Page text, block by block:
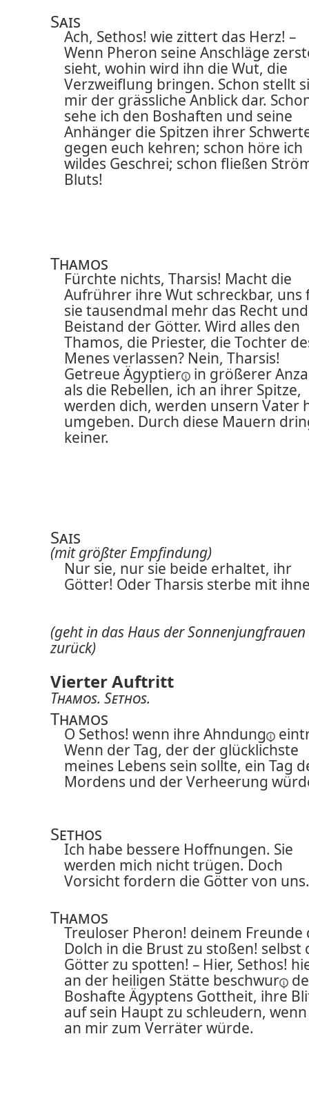
Sais
Ach, Sethos! wie zittert das Herz! –
Wenn Pheron seine Anschläge
sieht, wohin wird ihn die Wut, die
Verzweiflung bringen. Schon stellt
mir der grässliche Anblick dar.
sehe ich den Boshaften und seine
Anhänger die Spitzen ihrer
gegen euch kehren; schon höre ich
wildes Geschrei; schon fließen
Bluts!
Thamos
Fürchte nichts, Tharsis! Macht die
Aufrührer ihre Wut schreckbar, uns
sie tausendmal mehr das Recht
Beistand der Götter. Wird alles den
Thamos, die Priester, die Tochter
Menes verlassen? Nein, Tharsis!
Getreue Ägyptier
in größerer
als die Rebellen, ich an ihrer Spitze,
werden dich, werden unsern Vater
umgeben. Durch diese Mauern
keiner.
Sais
(mit größter Empfindung)
Nur sie, nur sie beide erhaltet, ihr
Götter! Oder Tharsis sterbe mit
(geht in das Haus der Sonnenjungfrauen
zurück)
Vierter Auftritt
Thamos. Sethos.
Thamos
O Sethos! wenn ihre Ahndung
Wenn der Tag, der der glücklichste
meines Lebens sein sollte, ein Tag
Mordens und der Verheerung
Sethos
Ich habe bessere Hoffnungen. Sie
werden mich nicht trügen. Doch
Vorsicht fordern die Götter von uns.
Thamos
Treuloser Pheron! deinem Freunde
Dolch in die Brust zu stoßen! selbst
Götter zu spotten! – Hier, Sethos!
an der heiligen Stätte beschwur
Boshafte Ägyptens Gottheit, ihre
auf sein Haupt zu schleudern,
an mir zum Verräter würde.